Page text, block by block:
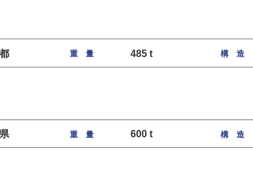
重 量 485 t 構 造
重 量 600 t 構 造